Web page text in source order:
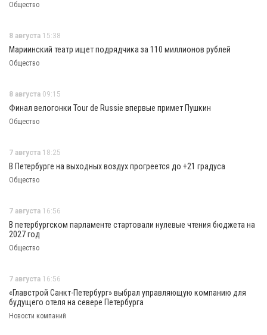
Общество
8 августа 15:38
Мариинский театр ищет подрядчика за 110 миллионов рублей
Общество
8 августа 09:15
Финал велогонки Tour de Russie впервые примет Пушкин
Общество
7 августа 18:25
В Петербурге на выходных воздух прогреется до +21 градуса
Общество
7 августа 16:56
В петербургском парламенте стартовали нулевые чтения бюджета на
2027 год
Общество
7 августа 16:56
«Главстрой Санкт-Петербург» выбрал управляющую компанию для
будущего отеля на севере Петербурга
Новости компаний